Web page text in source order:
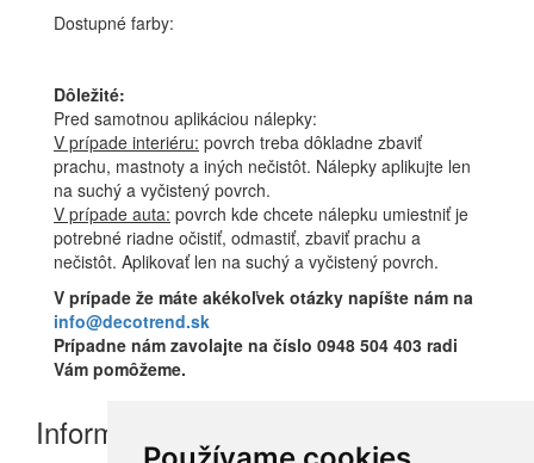
Dostupné farby:
Dôležité:
Pred samotnou aplikáciou nálepky:
V prípade interiéru: povrch treba dôkladne zbaviť
prachu, mastnoty a iných nečistôt. Nálepky aplikujte len
na suchý a vyčistený povrch.
V prípade auta: povrch kde chcete nálepku umiestniť je
potrebné riadne očistiť, odmastiť, zbaviť prachu a
nečistôt. Aplikovať len na suchý a vyčistený povrch.
V prípade že máte akékoľvek otázky napíšte nám na
info@decotrend.sk
Prípadne nám zavolajte na číslo 0948 504 403 radi
Vám pomôžeme.
Informácie